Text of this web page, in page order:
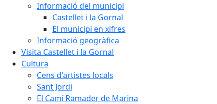
Informació del municipi
Castellet i la Gornal
El municipi en xifres
Informació geogràfica
Visita Castellet i la Gornal
Cultura
Cens d'artistes locals
Sant Jordi
El Camí Ramader de Marina